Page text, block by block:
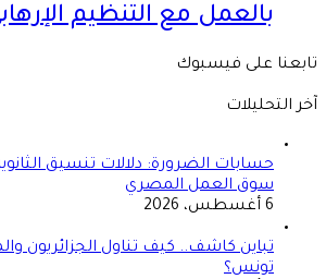
بالعمل مع التنظيم
تابعنا على فيسبوك
آخر التحليلات
سوق العمل المصري
6 أغسطس، 2026
تباين كاشف.. كيف تناول الجزائريون
تونس؟